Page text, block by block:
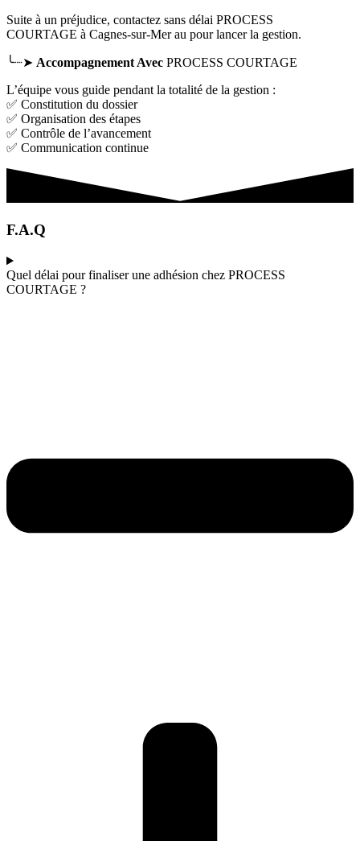
Suite à un préjudice, contactez sans délai PROCESS
COURTAGE à Cagnes-sur-Merau pour lancer la gestion.
╰┈➤ Accompagnement Avec PROCESS COURTAGE
L’équipe vous guide pendant la totalité de la gestion :
✅ Constitution du dossier
✅ Organisation des étapes
✅ Contrôle de l’avancement
✅ Communication continue
F.A.Q
Quel délai pour finaliser une adhésion chez PROCESS
COURTAGE ?